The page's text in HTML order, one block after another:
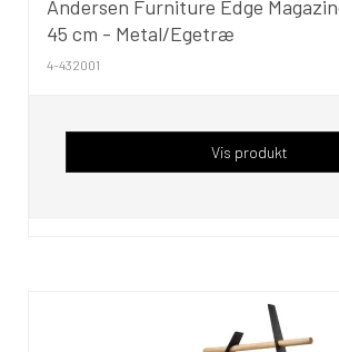
Andersen Furniture Edge
45 cm - Metal/Egetræ
4-432001
Vis produkt